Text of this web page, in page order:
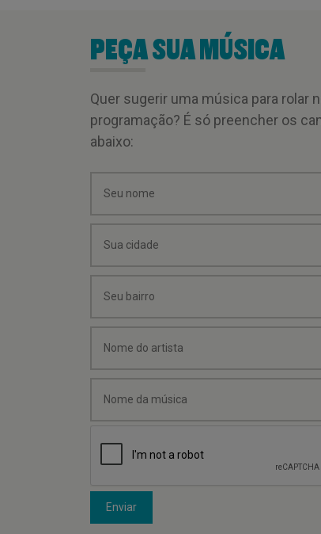
PEÇA SUA MÚSICA
Quer sugerir uma música para rolar
programação? É só preencher os
abaixo:
Enviar